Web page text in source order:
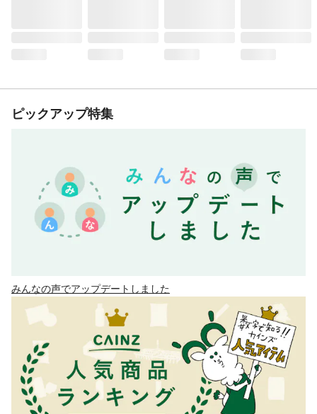
ピックアップ特集
みんなの声でアップデートしました